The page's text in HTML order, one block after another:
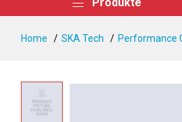
Home SKA Tech Performance